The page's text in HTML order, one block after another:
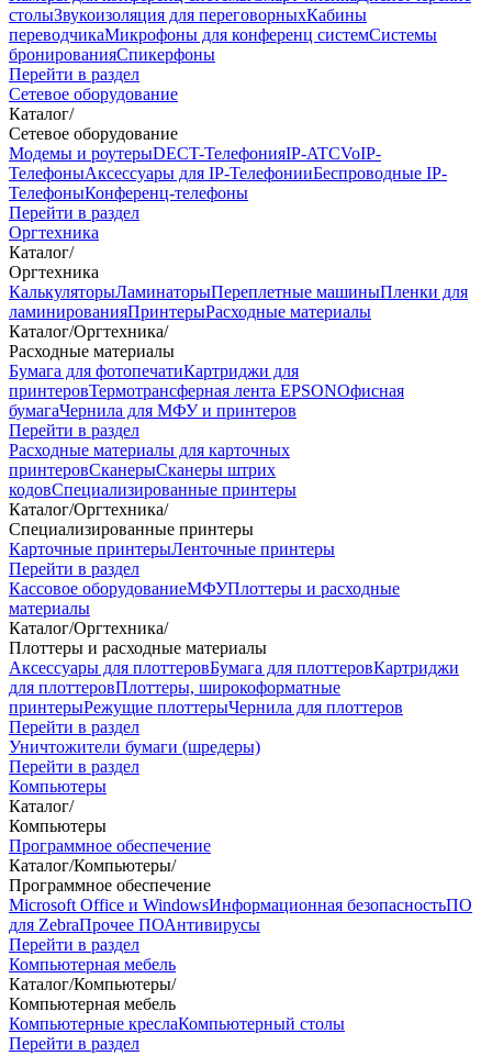
столыЗвукоизоляция для переговорныхКабины
переводчикаМикрофоны для конференц системСистемы
бронированияСпикерфоны
Перейти в раздел
Сетевое оборудование
Каталог/
Сетевое оборудование
Модемы и роутерыDECT-ТелефонияIP-ATCVoIP-
ТелефоныАксессуары для IP-ТелефонииБеспроводные IP-
ТелефоныКонференц-телефоны
Перейти в раздел
Оргтехника
Каталог/
Оргтехника
КалькуляторыЛаминаторыПереплетные машиныПленки для
ламинированияПринтерыРасходные материалы
Каталог/Оргтехника/
Расходные материалы
Бумага для фотопечатиКартриджи для
принтеровТермотрансферная лента EPSONОфисная
бумагаЧернила для МФУ и принтеров
Перейти в раздел
Расходные материалы для карточных
принтеровСканерыСканеры штрих
кодовСпециализированные принтеры
Каталог/Оргтехника/
Специализированные принтеры
Карточные принтерыЛенточные принтеры
Перейти в раздел
Кассовое оборудованиеМФУПлоттеры и расходные
материалы
Каталог/Оргтехника/
Плоттеры и расходные материалы
Аксессуары для плоттеровБумага для плоттеровКартриджи
для плоттеровПлоттеры, широкоформатные
принтерыРежущие плоттерыЧернила для плоттеров
Перейти в раздел
Уничтожители бумаги (шредеры)
Перейти в раздел
Компьютеры
Каталог/
Компьютеры
Программное обеспечение
Каталог/Компьютеры/
Программное обеспечение
Microsoft Office и WindowsИнформационная безопасностьПО
для ZebraПрочее ПОАнтивирусы
Перейти в раздел
Компьютерная мебель
Каталог/Компьютеры/
Компьютерная мебель
Компьютерные креслаКомпьютерный столы
Перейти в раздел